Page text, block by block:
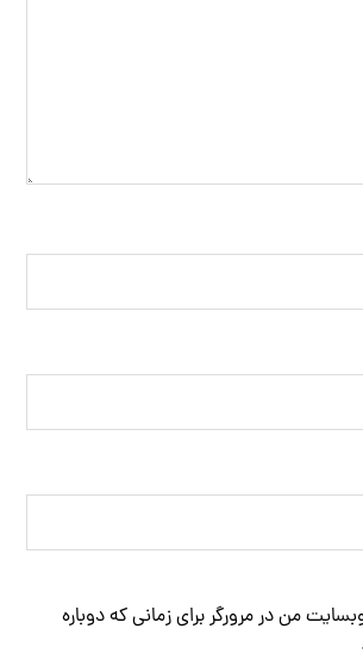
من در مرورگر برای زمانی که دوباره